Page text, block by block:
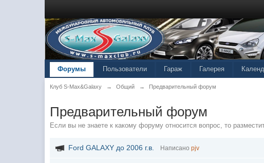
Форумы Пользователи Гараж Галерея
Клуб S-Max&Galaxy → Общий → Предварительный форум
Предварительный форум
Если вы не знаете к какому форуму относится вопрос, то
Ford GALAXY до 2006 г.в. Написаноpjv